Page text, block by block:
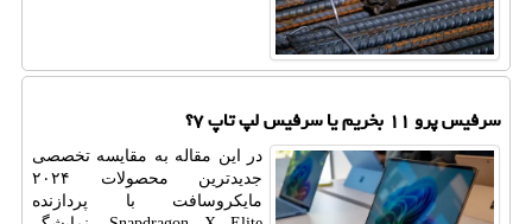
سرفیس پرو ۱۱ بخریم یا سرفیس لپ تاپ ۷؟
در این مقاله به مقایسه تخصصی
جدیدترین محصولات ۲۰۲۴
مایکروسافت با پردازنده